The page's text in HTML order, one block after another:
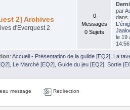
2] Archives
d'Everquest 2
0
Messages
0 Sujets
par
dans
le 19
: Accueil - Présentation de la guilde [EQ2] La
Le Marché [EQ2] Guide du jeu [EQ2] Sortie
message Redirection